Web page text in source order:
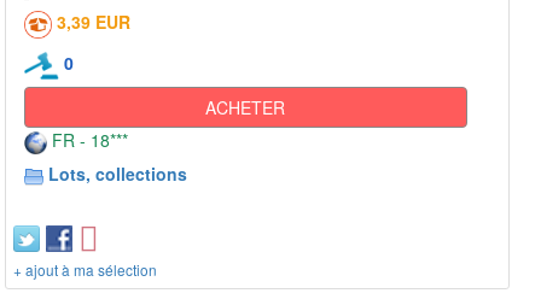
3,39 EUR
0
ACHETER
FR - 18***
Lots, collections
+ ajout à ma sélection